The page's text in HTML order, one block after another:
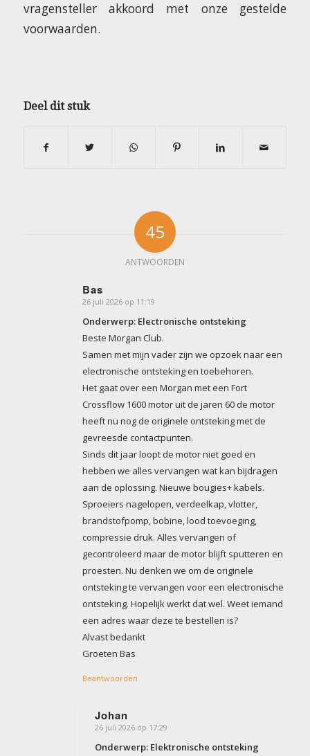
vragensteller akkoord met onze gestelde
voorwaarden.
Deel dit stuk
45
ANTWOORDEN
Bas
zegt:
26 juli 2026 op 11:19
Onderwerp: Electronische ontsteking
Beste Morgan Club.
Samen met mijn vader zijn we opzoek naar een
electronische ontsteking en toebehoren.
Het gaat over een Morgan met een Fort
Crossflow 1600 motor uit de jaren 60 de motor
heeft nu nog de originele ontsteking met de
gevreesde contactpunten.
Sinds dit jaar loopt de motor niet goed en
hebben we alles vervangen wat kan bijdragen
aan de oplossing. Nieuwe bougies+ kabels.
Sproeiers nagelopen, verdeelkap, vlotter,
brandstofpomp, bobine, lood toevoeging,
compressie druk. Alles vervangen of
gecontroleerd maar de motor blijft sputteren en
proesten. Nu denken we om de originele
ontsteking te vervangen voor een electronische
ontsteking. Hopelijk werkt dat wel. Weet iemand
een adres waar deze te bestellen is?
Alvast bedankt
Groeten Bas
Beantwoorden
Johan
zegt:
26 juli 2026 op 17:29
Onderwerp: Elektronische ontsteking